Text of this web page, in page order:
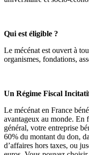
Qui est éligible ?
Le mécénat est ouvert à
organismes, fondations,
Un Régime Fiscal
Le mécénat en France
avantageux au monde. En
général, votre entreprise
60% du montant du don,
d’affaires hors taxes, ou